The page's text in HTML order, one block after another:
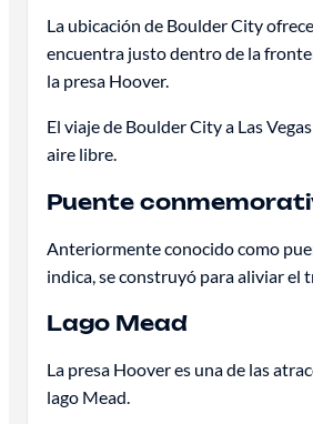
La ubicación de Boulder City
encuentra justo dentro de la
la presa Hoover.
El viaje de Boulder City a Las
aire libre.
Puente
Anteriormente conocido como
indica, se construyó para aliviar el
Lago Mead
La presa Hoover es una de las
lago Mead.